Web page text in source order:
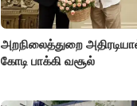
அறநிலைத்துறை
கோடி பாக்கி வசூல்